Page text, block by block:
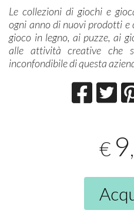
Le collezioni di giochi e
ogni anno di nuovi prodotti
gioco in legno, ai puzze, ai
alle attività creative che
inconfondibile di questa
€ 9